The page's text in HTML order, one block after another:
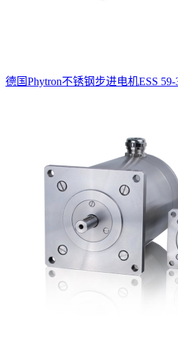
德国Phytron不锈钢步进电机ESS 59-